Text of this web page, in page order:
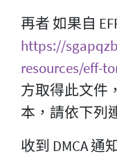
再者 如果自
https://
resources/eff-
方取得此文件
本，請依下列
收到 DMCA 通